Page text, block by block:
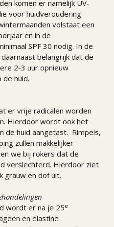
komen er namelijk UV-
voor huidveroudering
volstaat een
en in de
SPF 30 nodig. In de
belangrijk dat de
2-3 uur opnieuw
huid.
er vrije radicalen worden
Hierdoor wordt ook het
de huid aangetast. Rimpels,
zullen makkelijker
we bij rokers dat de
verslechterd. Hierdoor ziet
grauw en dof uit.
wordt er na je 25e
en elastine